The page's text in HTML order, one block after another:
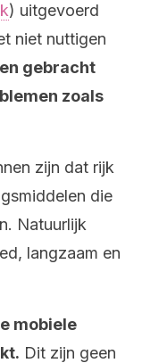
) uitgevoerd
niet nuttigen
gebracht
zoals
zijn dat rijk
die
Natuurlijk
langzaam en
mobiele
Dit zijn geen